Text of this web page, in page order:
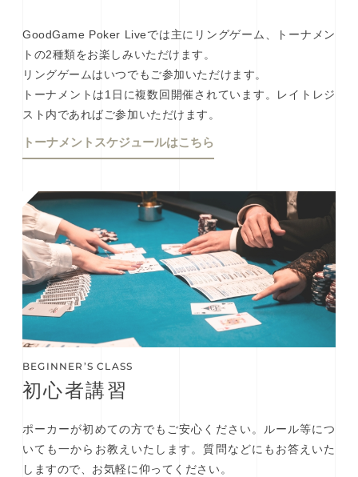
GoodGame Poker Liveでは主にリングゲーム、トーナメン
トの2種類をお楽しみいただけます。
リングゲームはいつでもご参加いただけます。
トーナメントは1日に複数回開催されています。レイトレジ
スト内であればご参加いただけます。
トーナメントスケジュールはこちら
BEGINNER’S CLASS
初⼼者講習
ポーカーが初めての方でもご安心ください。ルール等につ
いても一からお教えいたします。質問などにもお答えいた
しますので、お気軽に仰ってください。